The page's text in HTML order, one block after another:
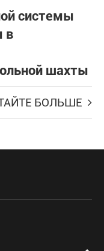
системы
в
шахты
БОЛЬШЕ